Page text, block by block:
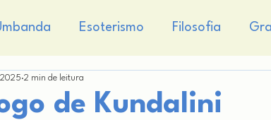
Esoterismo Filosofia
Misticismo
de Kundalini
2 min de leitura